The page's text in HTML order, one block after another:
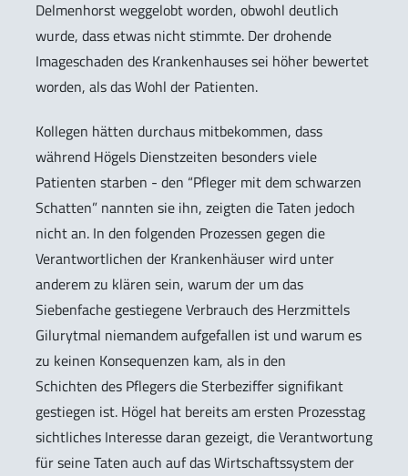
Delmenhorst weggelobt worden, obwohl deutlich
wurde, dass etwas nicht stimmte. Der drohende
Imageschaden des Krankenhauses sei höher bewertet
worden, als das Wohl der Patienten.
Kollegen hätten durchaus mitbekommen, dass
während Högels Dienstzeiten besonders viele
Patienten starben - den “Pfleger mit dem schwarzen
Schatten” nannten sie ihn, zeigten die Taten jedoch
nicht an. In den folgenden Prozessen gegen die
Verantwortlichen der Krankenhäuser wird unter
anderem zu klären sein, warum der um das
Siebenfache gestiegene Verbrauch des Herzmittels
Gilurytmal niemandem aufgefallen ist und warum es
zu keinen Konsequenzen kam, als in den
Schichten des Pflegers die Sterbeziffer signifikant
gestiegen ist. Högel hat bereits am ersten Prozesstag
sichtliches Interesse daran gezeigt, die Verantwortung
für seine Taten auch auf das Wirtschaftssystem der